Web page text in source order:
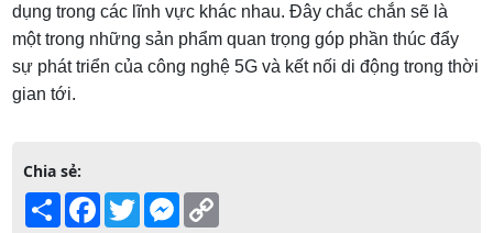
dụng trong các lĩnh vực khác nhau. Đây chắc chắn sẽ là
một trong những sản phẩm quan trọng góp phần thúc đẩy
sự phát triển của công nghệ 5G và kết nối di động trong thời
gian tới.
Chia sẻ:
Share Facebook
TwitterMessenger